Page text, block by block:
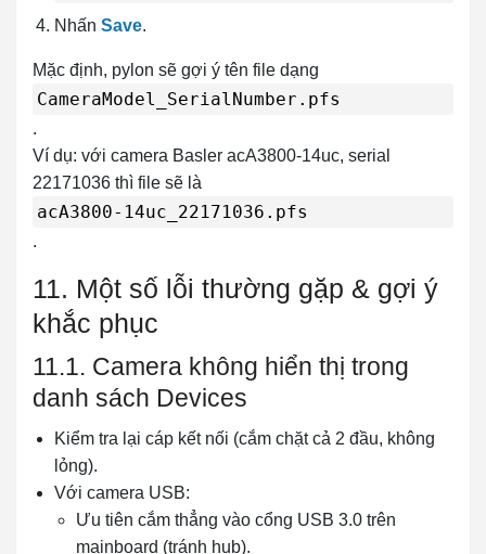
Nhấn Save.
Mặc định, pylon sẽ gợi ý tên file dạng
CameraModel_SerialNumber.pfs
.
Ví dụ: với camera Basler acA3800-14uc, serial
22171036 thì file sẽ là
acA3800-14uc_22171036.pfs
.
11. Một số lỗi thường gặp & gợi ý
khắc phục
11.1. Camera không hiển thị trong
danh sách Devices
Kiểm tra lại cáp kết nối (cắm chặt cả 2 đầu, không
lỏng).
Với camera USB:
Ưu tiên cắm thẳng vào cổng USB 3.0 trên
mainboard (tránh hub).